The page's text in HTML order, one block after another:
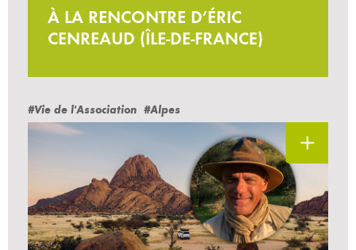
À LA RENCONTRE D’ÉRIC
CENREAUD (ÎLE-DE-FRANCE)
#Vie de l'Association #Alpes